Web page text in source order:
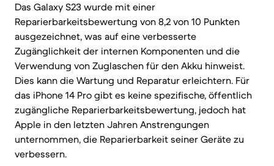
Das Galaxy S23 wurde mit einer
Reparierbarkeitsbewertung von 8,2 von 10 Punkten
ausgezeichnet, was auf eine verbesserte
Zugänglichkeit der internen Komponenten und die
Verwendung von Zuglaschen für den Akku hinweist.
Dies kann die Wartung und Reparatur erleichtern. Für
das iPhone 14 Pro gibt es keine spezifische, öffentlich
zugängliche Reparierbarkeitsbewertung, jedoch hat
Apple in den letzten Jahren Anstrengungen
unternommen, die Reparierbarkeit seiner Geräte zu
verbessern.